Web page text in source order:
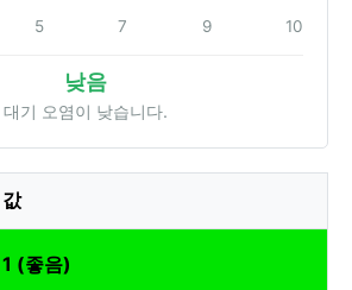
5 7 9 10
낮음
대기 오염이 낮습니다.
값
1 (좋음)